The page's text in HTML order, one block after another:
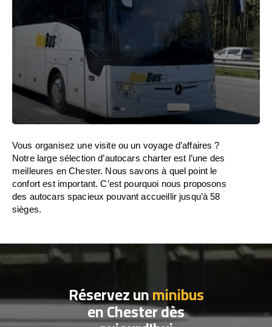
Vous organisez une visite ou un voyage d’affaires ?
Notre large sélection d’autocars charter est l’une des
meilleures en Chester. Nous savons à quel point le
confort est important. C’est pourquoi nous proposons
des autocars spacieux pouvant accueillir jusqu’à 58
sièges.
Réservez unminibus
en Chester dès